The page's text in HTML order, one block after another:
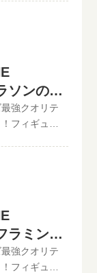
けます。下記
。といま
込みフォー
無料の宅配
て、送るだ
いものが売
からでもお
など全て無
が分かりま
仮買取査定可
けます。下記
。といま
格表の更新
た買取査定
のでご安心
ー現在の買
価格はコチ
宅配キット
いまるから
ルに商品を
お売りにな
、日本全国
格の振込手
に具体的な金
ソンの買
強クオリテ
フィギュア
格表の更新
た買取査定
のでご安心
取価格は
この他
コチラから↓
ラミンゴ
強クオリテ
フィギュア